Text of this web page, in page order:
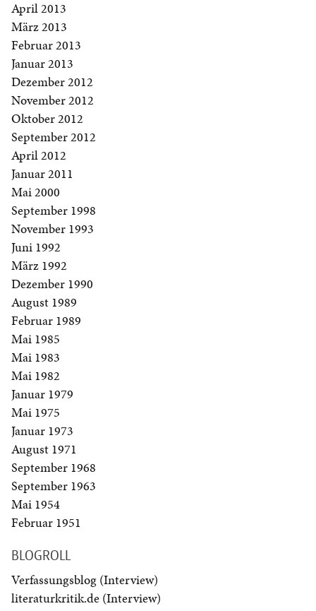
April 2013
März 2013
Februar 2013
Januar 2013
Dezember 2012
November 2012
Oktober 2012
September 2012
April 2012
Januar 2011
Mai 2000
September 1998
November 1993
Juni 1992
März 1992
Dezember 1990
August 1989
Februar 1989
Mai 1985
Mai 1983
Mai 1982
Januar 1979
Mai 1975
Januar 1973
August 1971
September 1968
September 1963
Mai 1954
Februar 1951
BLOGROLL
Verfassungsblog (Interview)
literaturkritik.de (Interview)